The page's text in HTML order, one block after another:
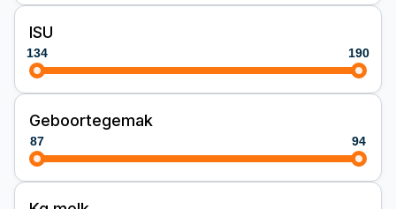
ISU
134 190
Geboortegemak
87 94